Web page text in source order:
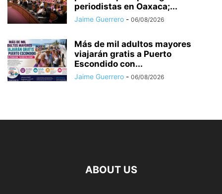
periodistas en Oaxaca;...
Jaime Guerrero - 06/08/2026
Más de mil adultos mayores
viajarán gratis a Puerto
Escondido con...
Jaime Guerrero - 06/08/2026
ABOUT US